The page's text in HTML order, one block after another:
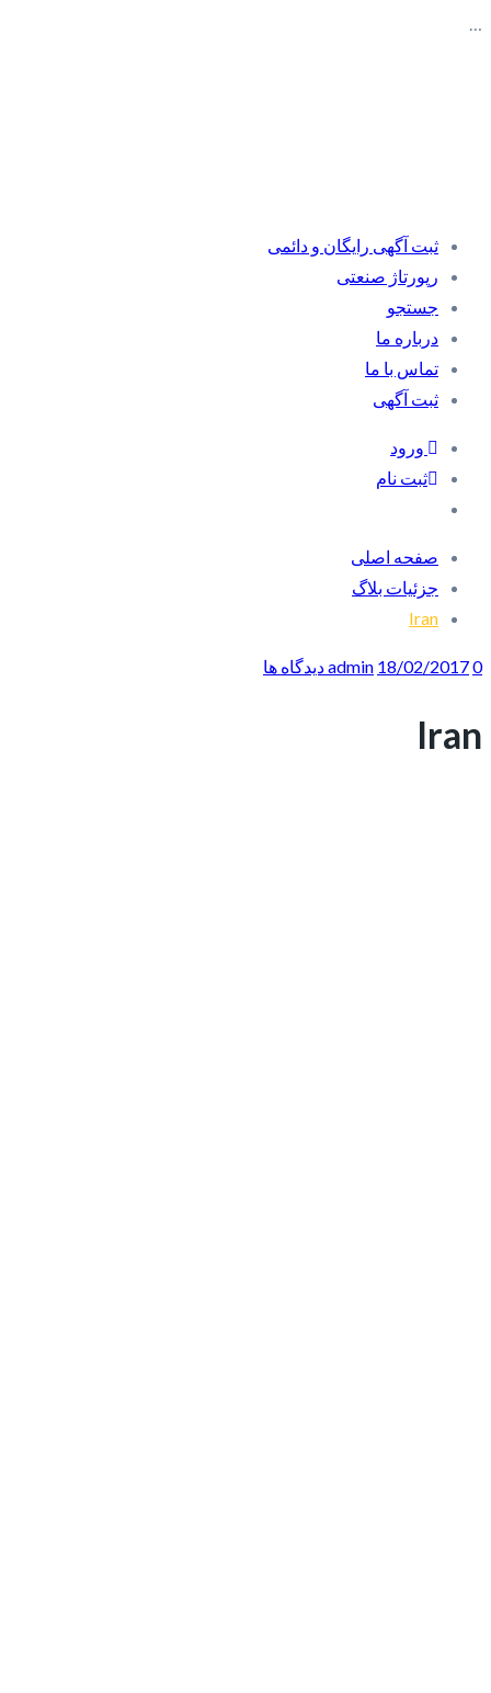
…
ثبت آگهی رایگان و دائمی
رپورتاژ صنعتی
جستجو
درباره ما
تماس با ما
ثبت آگهی
ورود
ثبت نام
صفحه اصلی
جزئیات بلاگ
Iran
admin 18/02/20170 دیدگاه ها
Iran